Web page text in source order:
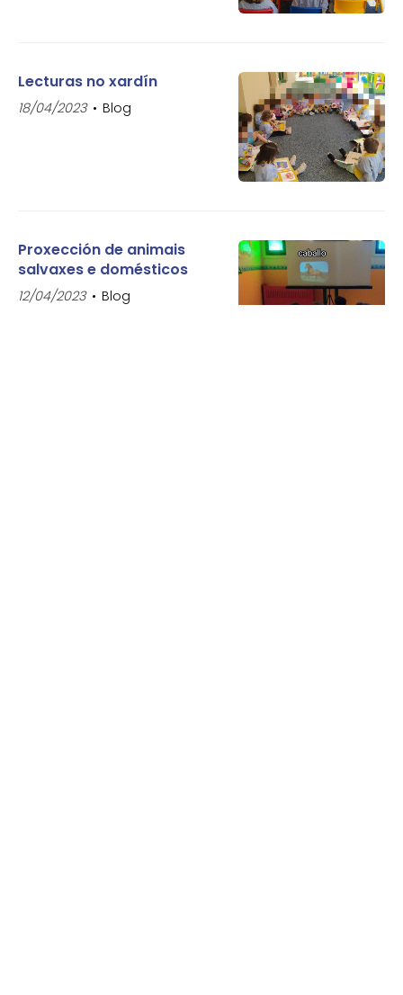
Lecturas no xardín
18/04/2023 Blog
Proxección de animais
salvaxes e domésticos
12/04/2023 Blog